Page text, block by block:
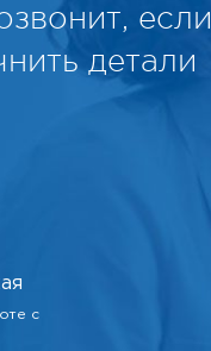
если
детали
с